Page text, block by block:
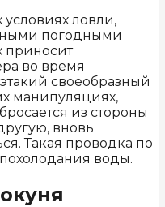
ловли,
погодными
приносит
во время
своеобразный
манипуляциях,
из стороны
вновь
Такая проводка по
воды.